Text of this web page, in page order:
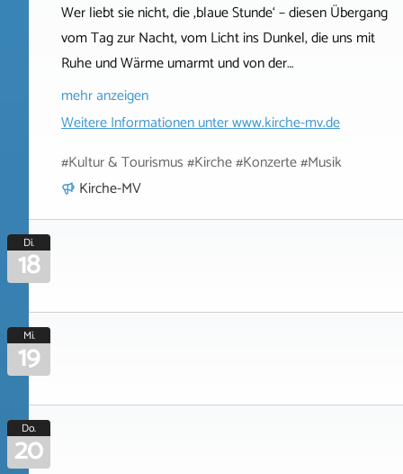
Wer liebt sie nicht, die ‚blaue Stunde‘ – diesen Übergang
vom Tag zur Nacht, vom Licht ins Dunkel, die uns mit
Ruhe und Wärme umarmt und von der…
mehr anzeigen
Weitere Informationen unterwww.kirche-mv.de
#Kultur & Tourismus #Kirche #Konzerte #Musik
Kirche-MV
Di.
18
Mi.
19
Do.
20